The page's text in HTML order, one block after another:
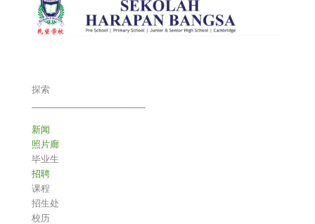
探索
新闻
照片廊
毕业生
招聘
课程
招生处
校历